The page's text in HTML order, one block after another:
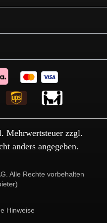
Mehrwertsteuer zzgl.
anders angegeben.
Alle Rechte vorbehalten
Hinweise